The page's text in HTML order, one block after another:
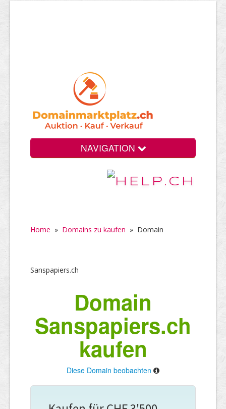
NAVIGATION
Home » Domains zu kaufen » Domain
Sanspapiers.ch
Domain
Sanspapiers.ch
kaufen
Diese Domain beobachten